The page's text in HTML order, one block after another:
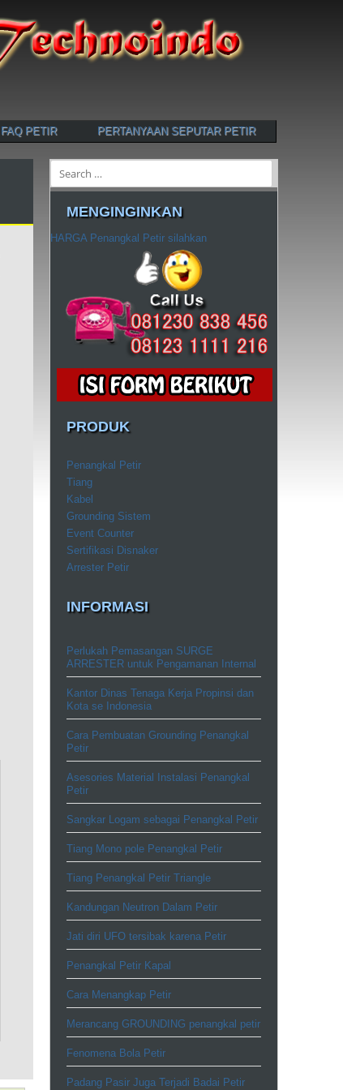
FAQ PETIR PERTANYAAN SEPUTAR PETIR
Search
MENGINGINKAN
HARGA Penangkal Petir silahkan
PRODUK
Penangkal Petir
Tiang
Kabel
Grounding Sistem
Event Counter
Sertifikasi Disnaker
Arrester Petir
INFORMASI
Perlukah Pemasangan SURGE
ARRESTER untuk Pengamanan Internal
Kantor Dinas Tenaga Kerja Propinsi dan
Kota se Indonesia
Cara Pembuatan Grounding Penangkal
Petir
Asesories Material Instalasi Penangkal
Petir
Sangkar Logam sebagai Penangkal Petir
Tiang Mono pole Penangkal Petir
Tiang Penangkal Petir Triangle
Kandungan Neutron Dalam Petir
Jati diri UFO tersibak karena Petir
Penangkal Petir Kapal
Cara Menangkap Petir
Merancang GROUNDING penangkal petir
Fenomena Bola Petir
Padang Pasir Juga Terjadi Badai Petir